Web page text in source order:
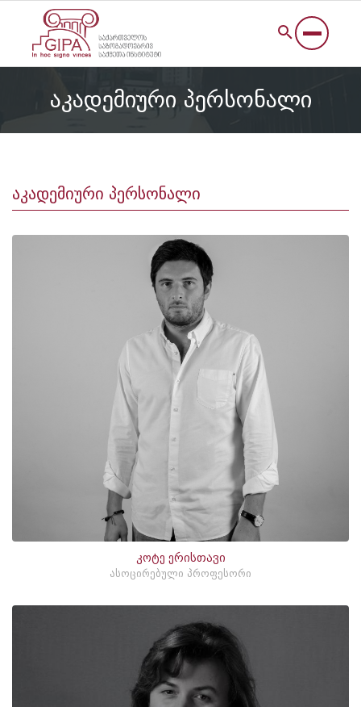
აკადემიური პერსონალი
აკადემიური პერსონალი
კოტე ერისთავი
ასოცირებული პროფესორი